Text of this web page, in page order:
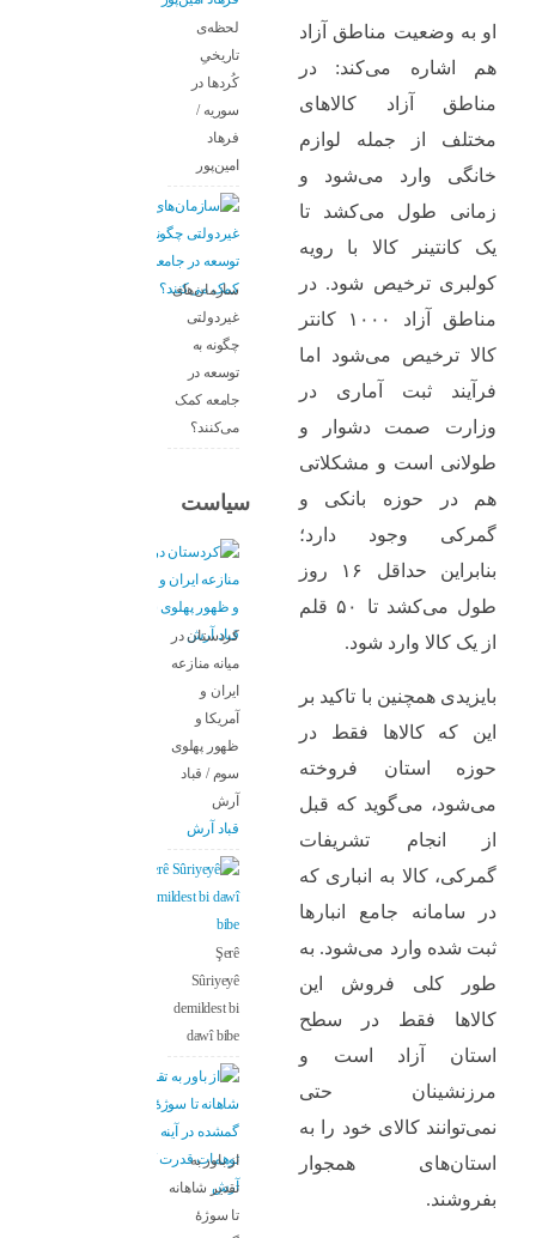
او به وضعیت مناطق آزاد
هم اشاره می‌کند: در
مناطق آزاد کالاهای
مختلف از جمله لوازم
خانگی وارد می‌شود و
زمانی طول می‌کشد تا
یک کانتینر کالا با رویه
کولبری ترخیص شود. در
مناطق آزاد ۱۰۰۰ کانتر
کالا ترخیص می‌شود اما
فرآیند ثبت آماری در
وزارت صمت دشوار و
طولانی است و مشکلاتی
هم در حوزه بانکی و
گمرکی وجود دارد؛
بنابراین حداقل ۱۶ روز
طول می‌کشد تا ۵۰ قلم
از یک کالا وارد شود.
بایزیدی همچنین با تاکید بر
این که کالاها فقط در
حوزه استان فروخته
می‌شود، می‌گوید که قبل
از انجام تشریفات
گمرکی، کالا به انباری که
در سامانه جامع انبارها
ثبت شده وارد می‌شود. به
طور کلی فروش این
کالاها فقط در سطح
استان آزاد است و
مرزنشینان حتی
نمی‌توانند کالای خود را به
استان‌های همجوار
بفروشند.
لحظه‌ی
تاریخیِ
کُردها در
سوریه /
فرهاد
امین‌پور
سازمان‌های
غیردولتی
چگونه به
توسعه در
جامعه کمک
می‌کنند؟
سیاست
کردستان در
میانه منازعە
ایران و
آمریکا و
ظهور پهلوی
سوم / قباد
آرش
قباد آرش
Şerê
Sûriyeyê
demildest bi
dawî bibe
از باور بە
تقدیر شاهانه
تا سوژهٔ